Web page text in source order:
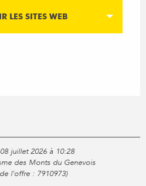
LES SITES WEB
juillet 2026 à 10:28
des Monts du Genevois
l'offre : 7910973)